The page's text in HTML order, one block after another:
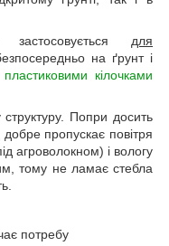
застосовується для
на ґрунт і
пластиковими кілочками
Попри досить
добре пропускає повітря
агроволокном) і вологу
тому не ламає стебла
потребу